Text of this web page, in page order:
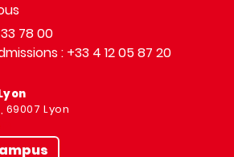
78 00
: +33 4 12 05 87 20
69007 Lyon